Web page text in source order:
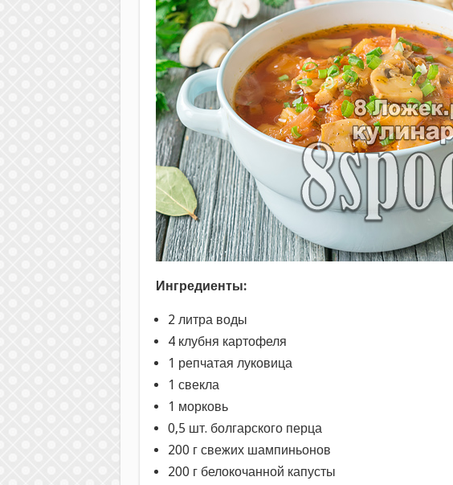
Ингредиенты:
2 литра воды
4 клубня картофеля
1 репчатая луковица
1 свекла
1 морковь
0,5 шт. болгарского перца
200 г свежих шампиньонов
200 г белокочанной капусты